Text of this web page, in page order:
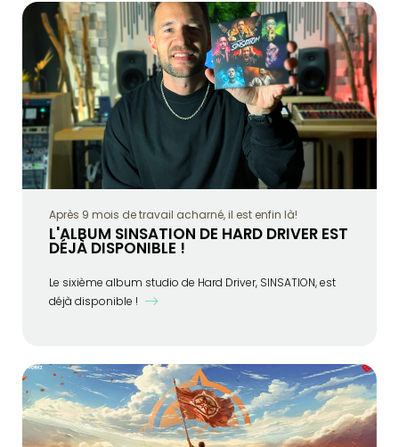
Après 9 mois de travail acharné, il est enfin là!
L'ALBUM SINSATION DE HARD DRIVER EST
DÉJÀ DISPONIBLE !
Le sixième album studio de Hard Driver, SINSATION, est
déjà disponible !